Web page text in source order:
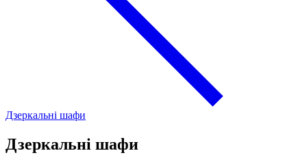
Дзеркальні шафи
Дзеркальні шафи